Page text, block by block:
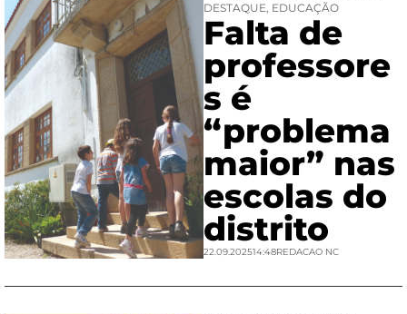
DESTAQUE, EDUCAÇÃO
Falta de
professore
s é
“problema
maior” nas
escolas do
distrito
22.09.202514:48REDACAO NC